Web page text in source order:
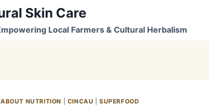
Skin Care
Local Farmers & Cultural Herbalism
ABOUT NUTRITION CINCAU |SUPERFOOD